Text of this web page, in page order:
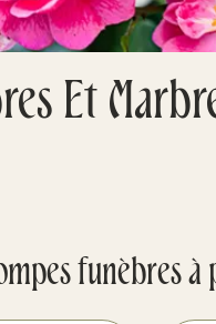
Et
funèbres